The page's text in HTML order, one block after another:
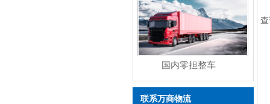
国内零担整车
联系万商物流